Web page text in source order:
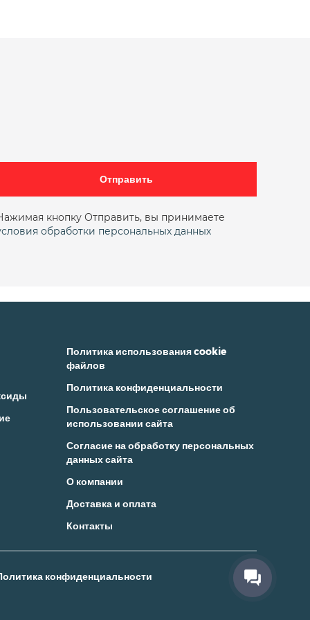
Отправить
кнопку Отправить, вы принимаете
обработки персональных данных
Политика использования cookie
файлов
Политика конфиденциальности
Пользовательское соглашение об
использовании сайта
Согласие на обработку персональных
данных сайта
О компании
Доставка и оплата
Контакты
конфиденциальности